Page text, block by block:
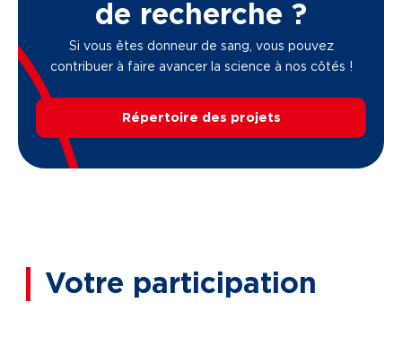
de recherche ?
Si vous êtes donneur de sang, vous pouvez
contribuer à faire avancer la science à nos côtés !
Répertoire des projets
Votre participation